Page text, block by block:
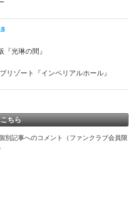
『光琳の間』
リゾート『インペリアルホール』
ちら
別記事へのコメント（ファンクラブ会員限